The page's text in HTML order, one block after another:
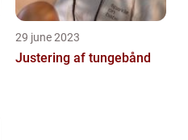
29 june 2023
Justering af tungebånd